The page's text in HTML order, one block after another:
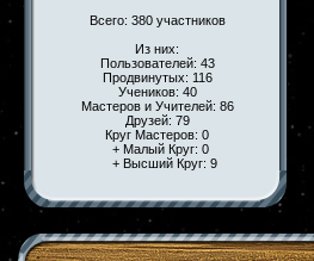
Всего: 380 участников
Из них:
Пользователей: 43
Продвинутых: 116
Учеников: 40
Мастеров и Учителей: 86
Друзей: 79
Круг Мастеров: 0
+ Малый Круг: 0
+ Высший Круг: 9